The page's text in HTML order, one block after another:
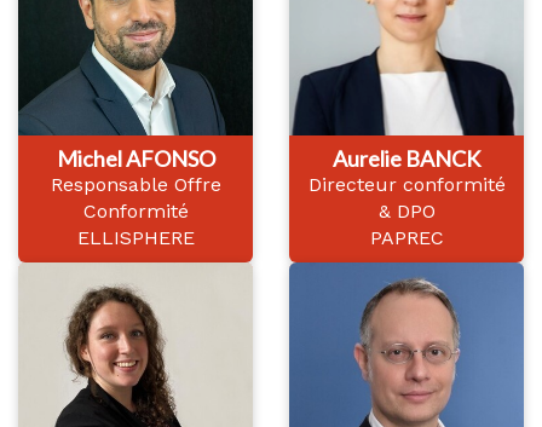
Michel AFONSO
Responsable Offre
Conformité
ELLISPHERE
Aurelie BANCK
Directeur conformité
& DPO
PAPREC